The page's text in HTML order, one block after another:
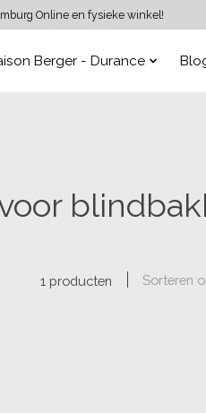
Online en fysieke winkel!
Berger - Durance
1 producten Sorteren